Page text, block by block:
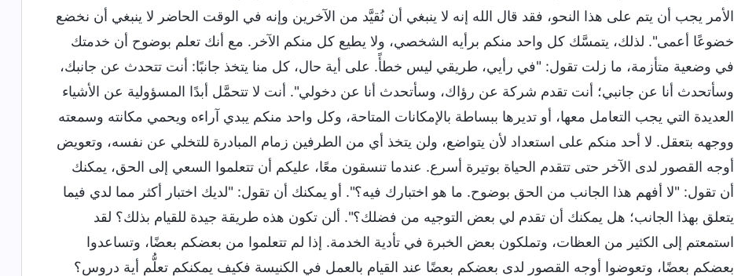
الأمر يجب أن يتم على هذا النحو، فقد قال الله إنه لا ينبغي أن نُقيَّد من الآخرين وإنه في الوقت الحاضر لا ينبغي أن نخضع
خضوعًا أعمى". لذلك، يتمسَّك كل واحد منكم برأيه الشخصي، ولا يطيع كل منكم الآخر. مع أنك تعلم بوضوح أن خدمتك
في وضعية متأزمة، ما زلت تقول: "في رأيي، طريقي ليس خطأً. على أية حال، كل منا يتخذ جانبًا: أنت تتحدث عن جانبك،
وسأتحدث أنا عن جانبي؛ أنت تقدم شركة عن رؤاك، وسأتحدث أنا عن دخولي". أنت لا تتحمَّل أبدًا المسؤولية عن الأشياء
العديدة التي يجب التعامل معها، أو تديرها ببساطة بالإمكانات المتاحة، وكل واحد منكم يبدي آراءه ويحمي مكانته وسمعته
ووجهه بتعقل. لا أحد منكم على استعداد لأن يتواضع، ولن يتخذ أي من الطرفين زمام المبادرة للتخلي عن نفسه، وتعويض
أوجه القصور لدى الآخر حتى تتقدم الحياة بوتيرة أسرع. عندما تنسقون معًا، عليكم أن تتعلموا السعي إلى الحق، يمكنك
أن تقول: "لا أفهم هذا الجانب من الحق بوضوح. ما هو اختبارك فيه؟". أو يمكنك أن تقول: "لديك اختبار أكثر مما لدي فيما
يتعلق بهذا الجانب؛ هل يمكنك أن تقدم لي بعض التوجيه من فضلك؟". ألن تكون هذه طريقة جيدة للقيام بذلك؟ لقد
استمعتم إلى الكثير من العظات، وتملكون بعض الخبرة في تأدية الخدمة. إذا لم تتعلموا من بعضكم بعضًا، وتساعدوا
بعضكم بعضًا، وتعوضوا أوجه القصور لدى بعضكم بعضًا عند القيام بالعمل في الكنيسة فكيف يمكنكم تعلُّم أية دروس؟